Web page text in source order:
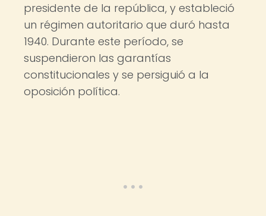
presidente de la república, y estableció
un régimen autoritario que duró hasta
1940. Durante este período, se
suspendieron las garantías
constitucionales y se persiguió a la
oposición política.